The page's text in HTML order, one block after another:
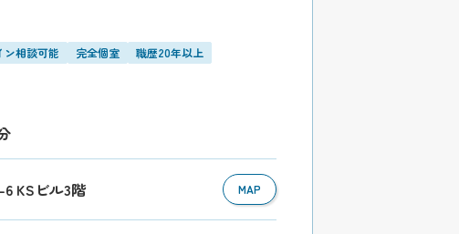
ン相談可能 完全個室
職歴20年以上
KSビル3階 MAP